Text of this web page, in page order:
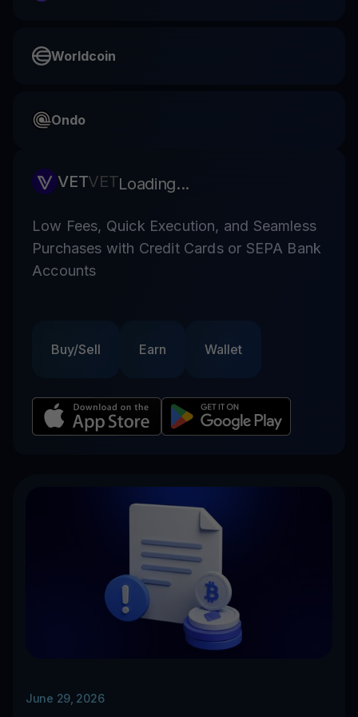
Worldcoin
Ondo
VETVETLoading...
Low Fees, Quick Execution, and Seamless
Purchases with Credit Cards or SEPA Bank
Accounts
Buy/Sell Earn Wallet
June 29, 2026